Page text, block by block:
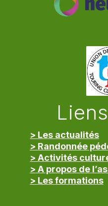
> Les actualités
> Randonnée
> Activités
> A propos de
> Les formations